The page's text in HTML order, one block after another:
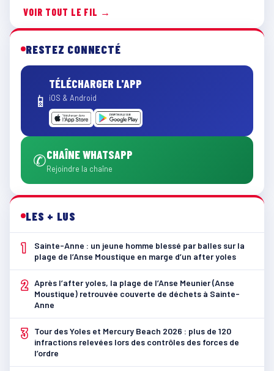
VOIR TOUT LE FIL →
RESTEZ CONNECTÉ
📱
TÉLÉCHARGER L'APP
iOS & Android
✆CHAÎNE WHATSAPP
Rejoindre la chaîne
LES + LUS
1
Sainte-Anne : un jeune homme blessé par balles sur la
plage de l’Anse Moustique en marge d’un after yoles
2 Après l’after yoles, la plage de l’Anse Meunier (Anse
Moustique) retrouvée couverte de déchets à Sainte-
Anne
3
Tour des Yoles et Mercury Beach 2026 : plus de 120
infractions relevées lors des contrôles des forces de
l’ordre